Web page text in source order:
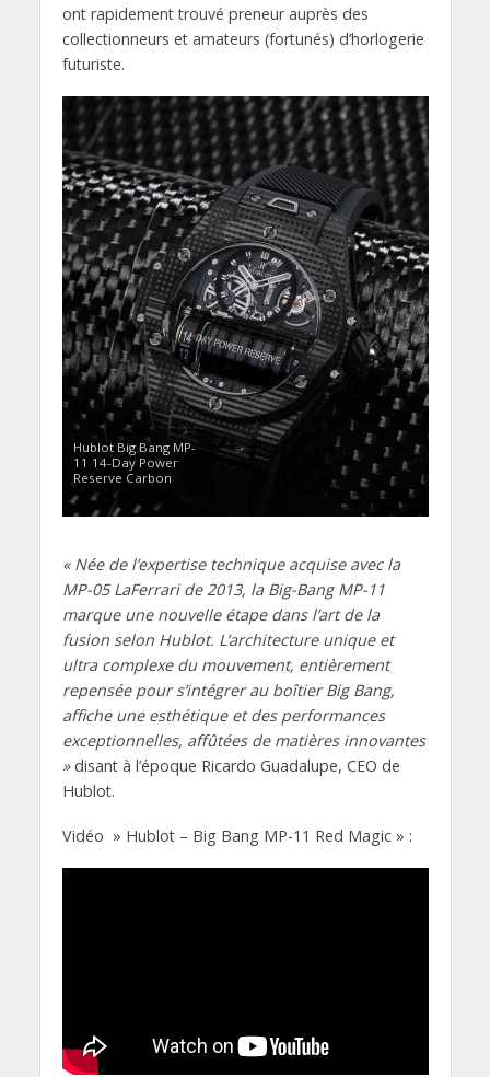
ont rapidement trouvé preneur auprès des
collectionneurs et amateurs (fortunés) d’horlogerie
futuriste.
Hublot Big Bang MP-
11 14-Day Power
Reserve Carbon
« Née de l’expertise technique acquise avec la
MP-05 LaFerrari de 2013, la Big-Bang MP-11
marque une nouvelle étape dans l’art de la
fusion selon Hublot. L’architecture unique et
ultra complexe du mouvement, entièrement
repensée pour s’intégrer au boîtier Big Bang,
affiche une esthétique et des performances
exceptionnelles, affûtées de matières innovantes
»disant à l’époque Ricardo Guadalupe, CEO de
Hublot.
Vidéo » Hublot – Big Bang MP-11 Red Magic » :